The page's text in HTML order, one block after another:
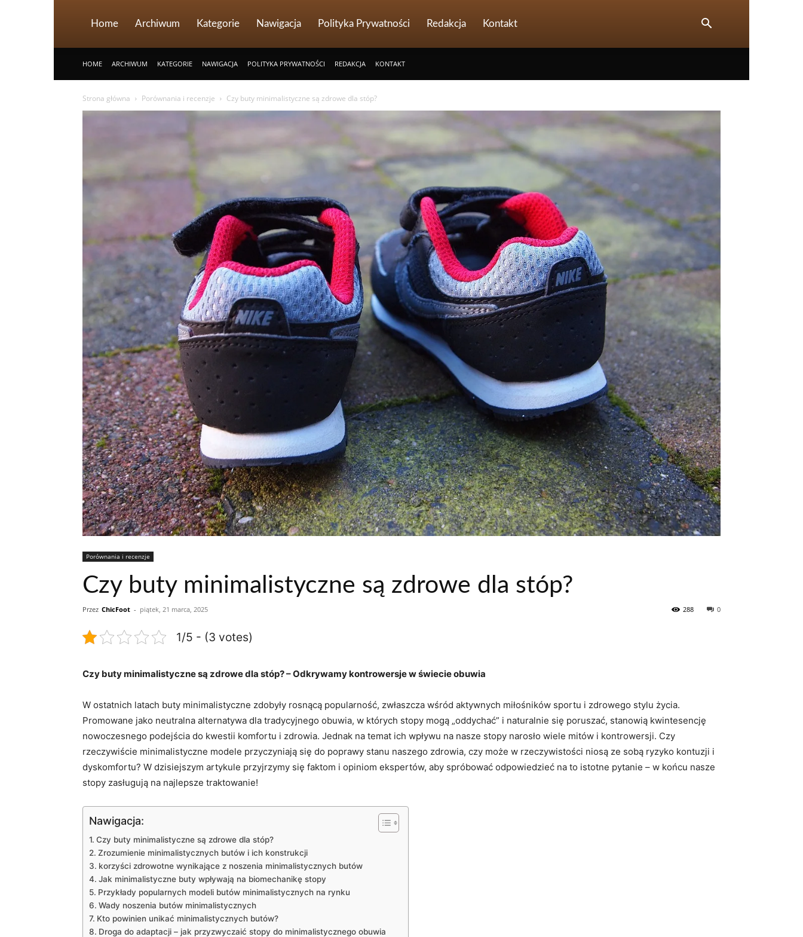
Home Archiwum Kategorie Nawigacja Polityka Prywatności Redakcja Kontakt
HOME ARCHIWUM KATEGORIE NAWIGACJA POLITYKA PRYWATNOŚCI REDAKCJA KONTAKT
Strona główna Porównania i recenzje Czy buty minimalistyczne są zdrowe dla stóp?
Porównania i recenzje
Czy buty minimalistyczne są zdrowe dla stóp?
Przez ChicFoot - piątek, 21 marca, 2025 0
288
1/5 - (3 votes)
Czy buty minimalistyczne są zdrowe dla stóp? – Odkrywamy kontrowersje w świecie obuwia
W ostatnich latach buty minimalistyczne zdobyły rosnącą popularność, zwłaszcza wśród aktywnych miłośników sportu i zdrowego stylu życia.
Promowane jako neutralna alternatywa dla tradycyjnego obuwia, w których stopy mogą „oddychać” i naturalnie się poruszać, stanowią kwintesencję
nowoczesnego podejścia do kwestii komfortu i zdrowia. Jednak na temat ich wpływu na nasze stopy narosło wiele mitów i kontrowersji. Czy
rzeczywiście minimalistyczne modele przyczyniają się do poprawy stanu naszego zdrowia, czy może w rzeczywistości niosą ze sobą ryzyko kontuzji i
dyskomfortu? W dzisiejszym artykule przyjrzymy się faktom i opiniom ekspertów, aby spróbować odpowiedzieć na to istotne pytanie – w końcu nasze
stopy zasługują na najlepsze traktowanie!
Nawigacja:
Czy buty minimalistyczne są zdrowe dla stóp?
Zrozumienie minimalistycznych butów i ich konstrukcji
korzyści zdrowotne wynikające z noszenia minimalistycznych butów
Jak minimalistyczne buty wpływają na biomechanikę stopy
Przykłady popularnych modeli butów minimalistycznych na rynku
Wady noszenia butów minimalistycznych
Kto powinien unikać minimalistycznych butów?
Droga do adaptacji – jak przyzwyczaić stopy do minimalistycznego obuwia